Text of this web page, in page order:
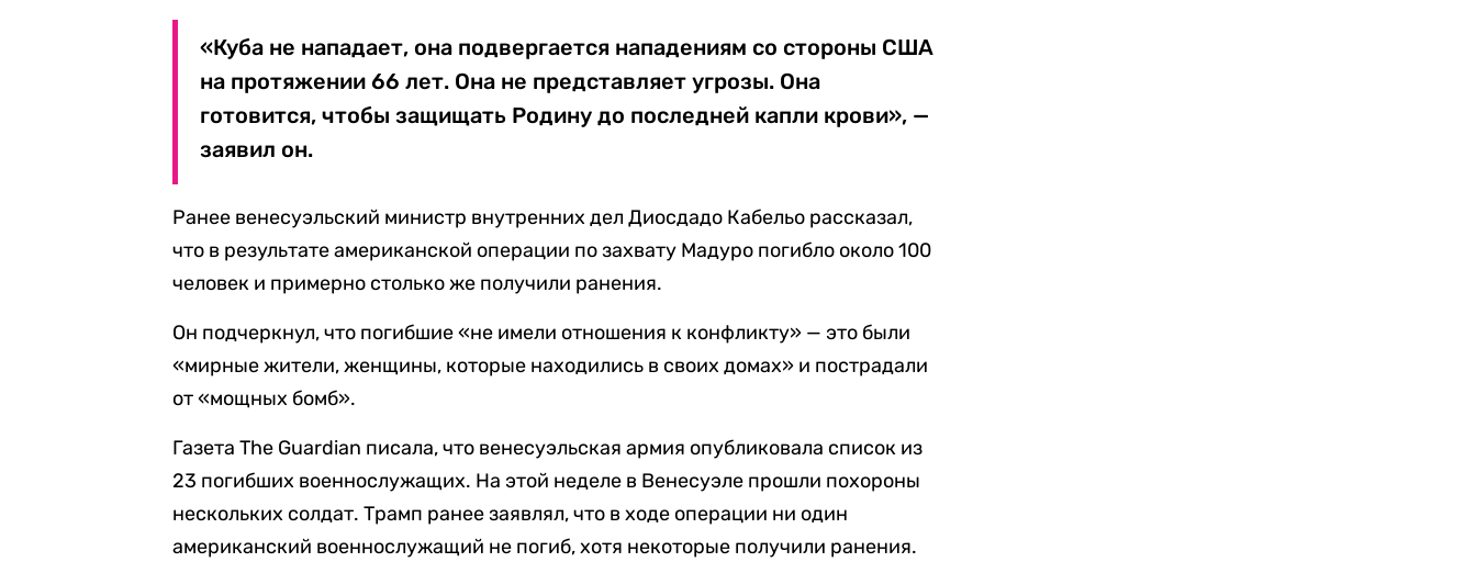
«Куба не нападает, она подвергается нападениям со стороны США
на протяжении 66 лет. Она не представляет угрозы. Она
готовится, чтобы защищать Родину до последней капли крови», —
заявил он.
Ранее венесуэльский министр внутренних дел Диосдадо Кабельо рассказал,
что в результате американской операции по захвату Мадуро погибло около 100
человек и примерно столько же получили ранения.
Он подчеркнул, что погибшие «не имели отношения к конфликту» — это были
«мирные жители, женщины, которые находились в своих домах» и пострадали
от «мощных бомб».
Газета The Guardian писала, что венесуэльская армия опубликовала список из
23 погибших военнослужащих. На этой неделе в Венесуэле прошли похороны
нескольких солдат. Трамп ранее заявлял, что в ходе операции ни один
американский военнослужащий не погиб, хотя некоторые получили ранения.